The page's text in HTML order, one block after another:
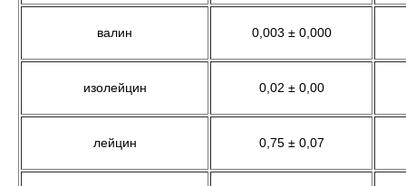
валин 0,003 ± 0,000
изолейцин 0,02 ± 0,00
лейцин 0,75 ± 0,07